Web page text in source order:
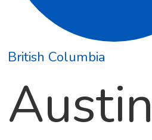
British Columbia
Austin